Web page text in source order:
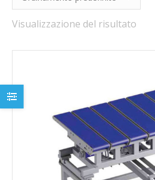
Visualizzazione del risultato